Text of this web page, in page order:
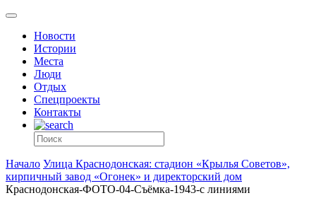
Новости
Истории
Места
Люди
Отдых
Спецпроекты
Контакты
Начало Улица Краснодонская: стадион «Крылья Советов»,
кирпичный завод «Огонек» и директорский дом
Краснодонская-ФОТО-04-Съёмка-1943-с линиями